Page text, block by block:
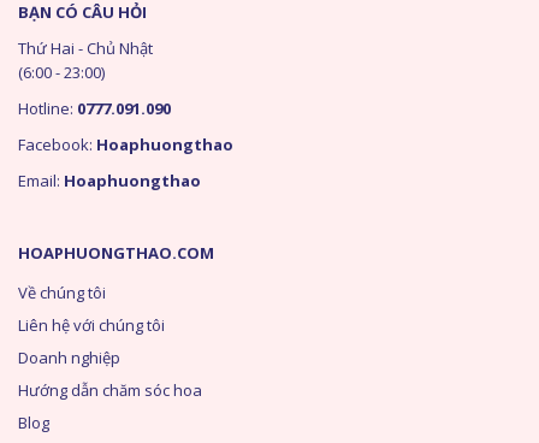
HOAPHUONGTHAO.COM
Về chúng tôi
Liên hệ với chúng tôi
Doanh nghiệp
Hướng dẫn chăm sóc hoa
Blog
BẠN CÓ CÂU HỎI
Thứ Hai - Chủ Nhật
(6:00 - 23:00)
Hotline: 0777.091.090
Facebook: Hoaphuongthao
Email: Hoaphuongthao